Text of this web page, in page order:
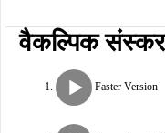
वैकल्पिक
Faster Version